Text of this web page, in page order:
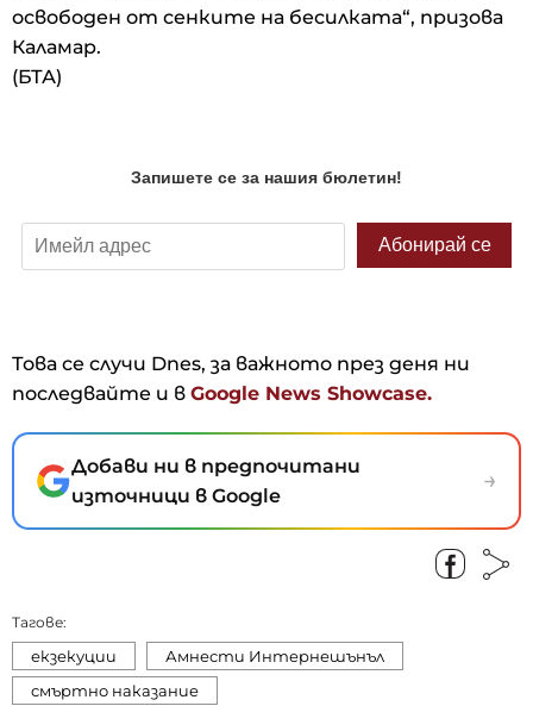
освободен от сенките на бесилката“, призова
Каламар.
(БТА)
Това се случи Dnes, за важното през деня ни
последвайте и в Google News Showcase.
Добави ни в предпочитани
източници в Google
→
Тагове:
екзекуции
Амнести Интернешънъл
смъртно наказание